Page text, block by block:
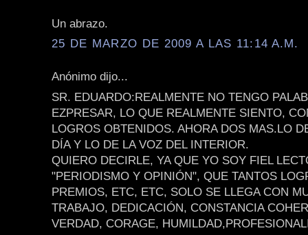
Un abrazo.
25 DE MARZO DE 2009 A LAS 11:14 A.M.
Anónimo dijo...
SR. EDUARDO:REALMENTE NO TENGO
EZPRESAR, LO QUE REALMENTE SIENTO,
LOGROS OBTENIDOS. AHORA DOS MAS.LO
DÍA Y LO DE LA VOZ DEL INTERIOR.
QUIERO DECIRLE, YA QUE YO SOY FIEL
"PERIODISMO Y OPINIÓN", QUE TANTOS
PREMIOS, ETC, ETC, SOLO SE LLEGA CON
TRABAJO, DEDICACIÓN, CONSTANCIA
VERDAD, CORAGE,